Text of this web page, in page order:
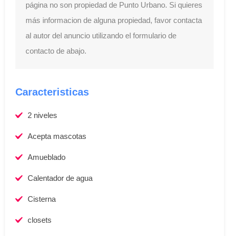
página no son propiedad de Punto Urbano. Si quieres
más informacion de alguna propiedad, favor contacta
al autor del anuncio utilizando el formulario de
contacto de abajo.
Caracteristicas
2 niveles
Acepta mascotas
Amueblado
Calentador de agua
Cisterna
closets